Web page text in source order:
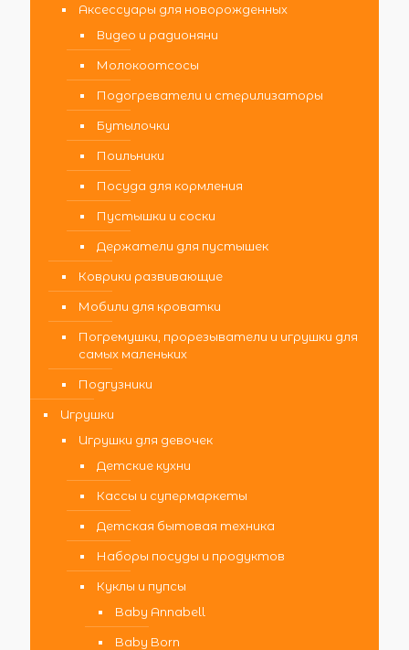
Аксессуары для новорожденных
Видео и радионяни
Молокоотсосы
Подогреватели и стерилизаторы
Бутылочки
Поильники
Посуда для кормления
Пустышки и соски
Держатели для пустышек
Коврики развивающие
Мобили для кроватки
Погремушки, прорезыватели и игрушки для
самых маленьких
Подгузники
Игрушки
Игрушки для девочек
Детские кухни
Кассы и супермаркеты
Детская бытовая техника
Наборы посуды и продуктов
Куклы и пупсы
Baby Annabell
Baby Born